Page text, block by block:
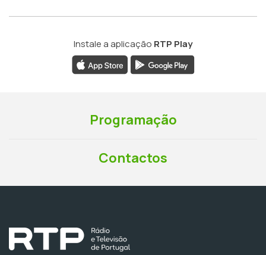
Instale a aplicação RTP Play
Programação
Contactos